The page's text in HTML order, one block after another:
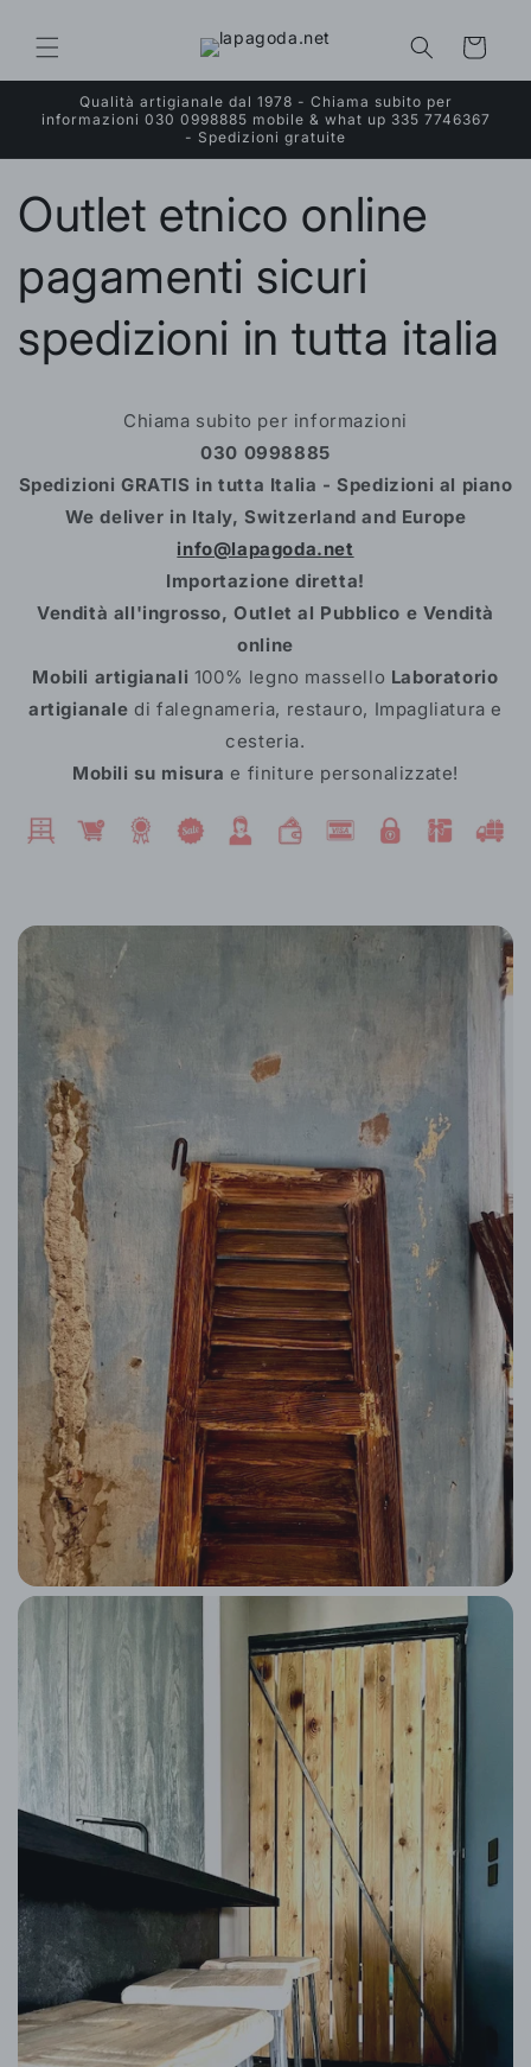
ai contenuti
Carrello
Qualità artigianale dal 1978 - Chiama subito per
informazioni 030 0998885 mobile & what up 335 7746367
- Spedizioni gratuite
Outlet etnico online
pagamenti sicuri
spedizioni in tutta italia
Chiama subito per informazioni
030 0998885
Spedizioni GRATIS in tutta Italia - Spedizioni al piano
We deliver in Italy, Switzerland and Europe
info@lapagoda.net
Importazione diretta!
Vendità all'ingrosso, Outlet al Pubblico e Vendità
online
Mobili artigianali 100% legno massello Laboratorio
artigianale di falegnameria, restauro, Impagliatura e
cesteria.
Mobili su misura e finiture personalizzate!